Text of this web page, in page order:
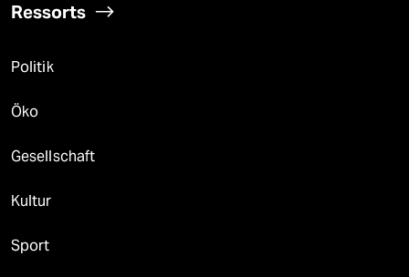
Ressorts
Politik
Öko
Gesellschaft
Kultur
Sport